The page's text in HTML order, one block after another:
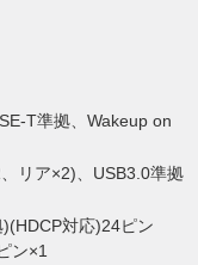
T準拠、Wakeup on
リア×2)、USB3.0準拠
対応)24ピン
ン×1